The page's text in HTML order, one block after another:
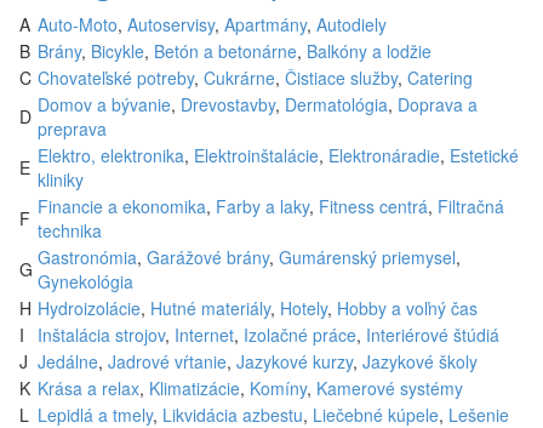
A Auto-Moto, Autoservisy, Apartmány, Autodiely
B Brány, Bicykle, Betón a betonárne, Balkóny a lodžie
C Chovateľské potreby, Cukrárne, Čistiace služby, Catering
D Domov a bývanie, Drevostavby, Dermatológia, Doprava a
preprava
E Elektro, elektronika, Elektroinštalácie, Elektronáradie, Estetické
kliniky
F Financie a ekonomika, Farby a laky, Fitness centrá, Filtračná
technika
G Gastronómia, Garážové brány, Gumárenský priemysel,
Gynekológia
H Hydroizolácie, Hutné materiály, Hotely, Hobby a voľný čas
I
Inštalácia strojov, Internet, Izolačné práce, Interiérové štúdiá
J Jedálne, Jadrové vŕtanie, Jazykové kurzy, Jazykové školy
K Krása a relax, Klimatizácie, Komíny, Kamerové systémy
L Lepidlá a tmely, Likvidácia azbestu, Liečebné kúpele, Lešenie